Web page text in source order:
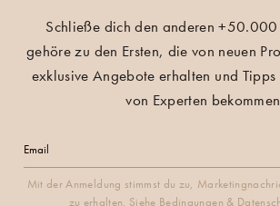
Schließe dich den anderen +50.000
gehöre zu den Ersten, die von neuen
exklusive Angebote erhalten und
von Experten
Mit der Anmeldung stimmst du zu,
zu erhalten. Siehe Bedingungen &